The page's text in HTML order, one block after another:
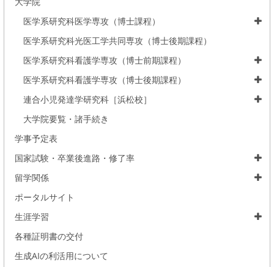
医学系研究科医学専攻（博士課程）
医学系研究科光医工学共同専攻（博士後期課程）
医学系研究科看護学専攻（博士前期課程）
医学系研究科看護学専攻（博士後期課程）
連合小児発達学研究科［浜松校］
大学院要覧・諸手続き
学事予定表
国家試験・卒業後進路・修了率
留学関係
ポータルサイト
生涯学習
各種証明書の交付
生成AIの利活用について